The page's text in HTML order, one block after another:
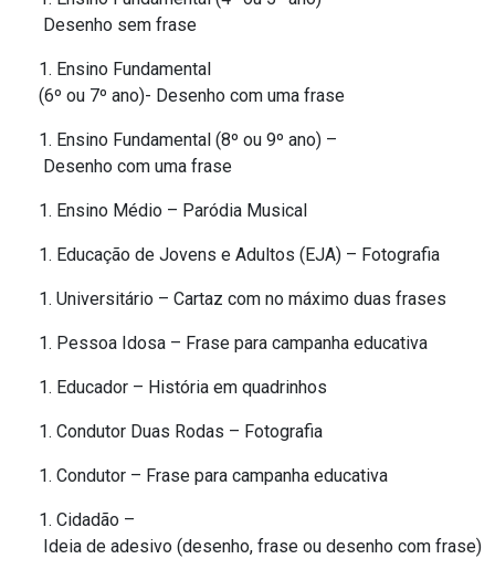
Desenho sem frase
Ensino Fundamental
(6º ou 7º ano)- Desenho com uma frase
Ensino Fundamental (8º ou 9º ano) –
Desenho com uma frase
Ensino Médio – Paródia Musical
Educação de Jovens e Adultos (EJA) – Fotografia
Universitário – Cartaz com no máximo duas frases
Pessoa Idosa – Frase para campanha educativa
Educador – História em quadrinhos
Condutor Duas Rodas – Fotografia
Condutor – Frase para campanha educativa
Cidadão –
Ideia de adesivo (desenho, frase ou desenho com frase)